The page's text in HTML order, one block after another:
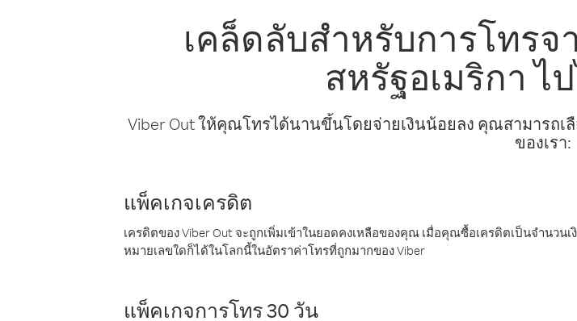
เคล็ดลับสำหรับการโทรจ
สหรัฐอเมริกา ไ
Viber Out ให้คุณโทรได้นานขึ้นโดยจ่ายเงินน้อยลง คุณสามารถ
ของเรา:
แพ็คเกจเครดิต
เครดิตของ Viber Out จะถูกเพิ่มเข้าในยอดคงเหลือของคุณ เมื่อคุณซื้อเครดิตเป็นจำนว
หมายเลขใดก็ได้ในโลกนี้ในอัตราค่าโทรที่ถูกมากของ Viber
แพ็คเกจการโทร 30 วัน